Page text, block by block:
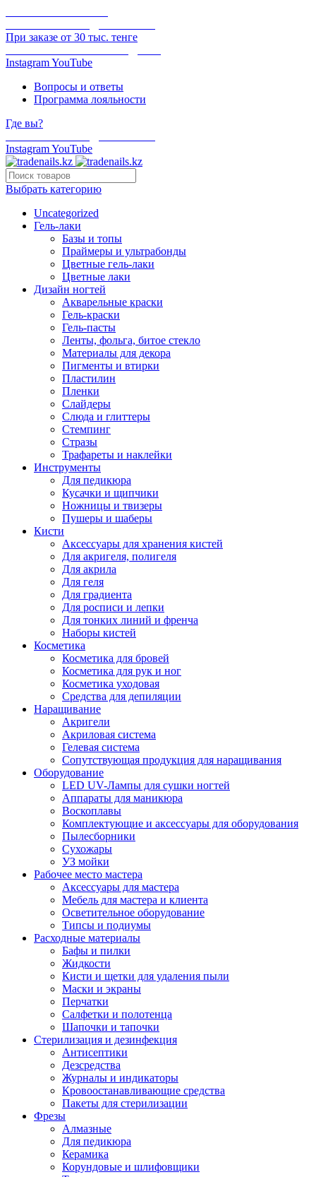
При заказе от 30 тыс. тенге
InstagramYouTube
Вопросы и ответы
Программа лояльности
Где вы?
InstagramYouTube
Выбрать категорию
Uncategorized
Гель-лаки
Базы и топы
Праймеры и ультрабонды
Цветные гель-лаки
Цветные лаки
Дизайн ногтей
Акварельные краски
Гель-краски
Гель-пасты
Ленты, фольга, битое стекло
Материалы для декора
Пигменты и втирки
Пластилин
Пленки
Слайдеры
Слюда и глиттеры
Стемпинг
Стразы
Трафареты и наклейки
Инструменты
Для педикюра
Кусачки и щипчики
Ножницы и твизеры
Пушеры и шаберы
Кисти
Аксессуары для хранения кистей
Для акригеля, полигеля
Для акрила
Для геля
Для градиента
Для росписи и лепки
Для тонких линий и френча
Наборы кистей
Косметика
Косметика для бровей
Косметика для рук и ног
Косметика уходовая
Средства для депиляции
Наращивание
Акригели
Акриловая система
Гелевая система
Сопутствующая продукция для наращивания
Оборудование
LED UV-Лампы для сушки ногтей
Аппараты для маникюра
Воскоплавы
Комплектующие и аксессуары для оборудования
Пылесборники
Сухожары
УЗ мойки
Рабочее место мастера
Аксессуары для мастера
Мебель для мастера и клиента
Осветительное оборудование
Типсы и подиумы
Расходные материалы
Бафы и пилки
Жидкости
Кисти и щетки для удаления пыли
Маски и экраны
Перчатки
Салфетки и полотенца
Шапочки и тапочки
Стерилизация и дезинфекция
Антисептики
Дезсредства
Журналы и индикаторы
Кровоостанавливающие средства
Пакеты для стерилизации
Фрезы
Алмазные
Для педикюра
Керамика
Корундовые и шлифовщики